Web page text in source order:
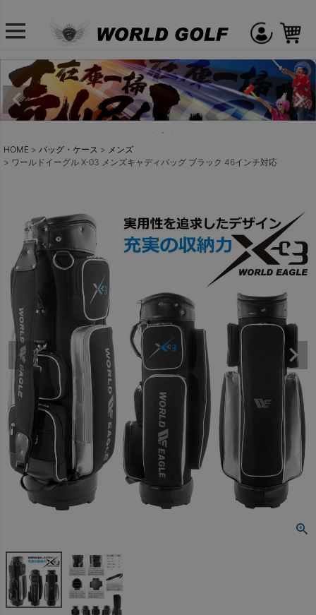
HOME バッグ・ケース
メンズ
ワールドイーグル X-03 メンズキャディバッグ ブラック 46インチ対応